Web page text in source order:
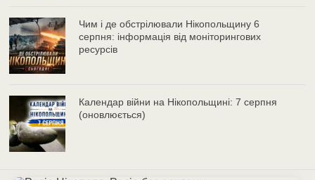
Чим і де обстрілювали Нікопольщину 6
серпня: інформація від моніторингових
ресурсів
Календар війни на Нікопольщині: 7 серпня
(оновлюється)